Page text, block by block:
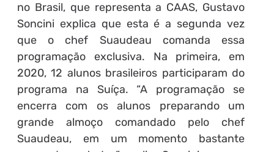
no Brasil, que representa a CAAS, Gustavo
Soncini explica que esta é a segunda vez
que o chef Suaudeau comanda essa
programação exclusiva. Na primeira, em
2020, 12 alunos brasileiros participaram do
programa na Suíça. “A programação se
encerra com os alunos preparando um
grande almoço comandado pelo chef
Suaudeau, em um momento bastante